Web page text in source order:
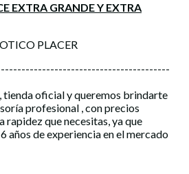
EXTRA GRANDE Y EXTRA
PLACER
tienda oficial y queremos brindarte
profesional , con precios
rapidez que necesitas, ya que
años de experiencia en el mercado